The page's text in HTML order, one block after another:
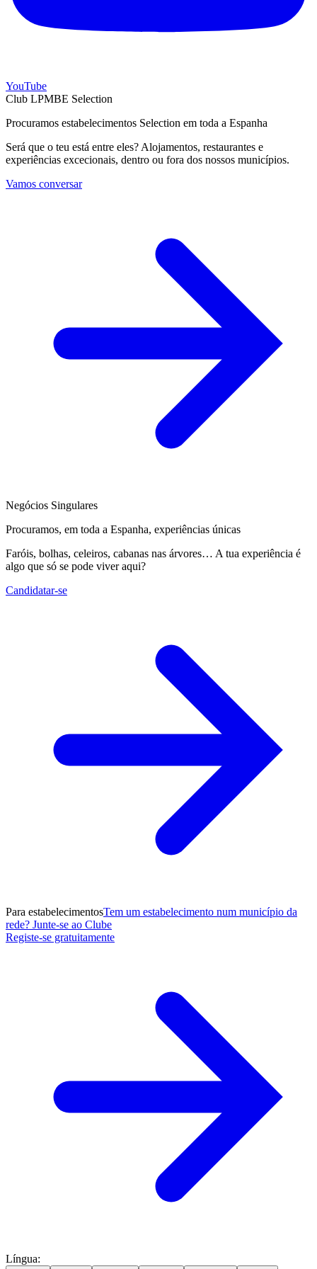
YouTube
Club LPMBE Selection
Procuramos estabelecimentos Selection em toda a Espanha
Será que o teu está entre eles? Alojamentos, restaurantes e
experiências excecionais, dentro ou fora dos nossos municípios.
Vamos conversar
Negócios Singulares
Procuramos, em toda a Espanha, experiências únicas
Faróis, bolhas, celeiros, cabanas nas árvores… A tua experiência é
algo que só se pode viver aqui?
Candidatar-se
Para estabelecimentosTem um estabelecimento num município da
rede? Junte-se ao Clube
Registe-se gratuitamente
Língua: